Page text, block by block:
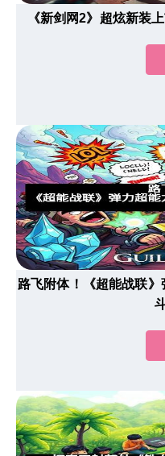
《新剑网2》超炫新装
路飞附体！《超能战联